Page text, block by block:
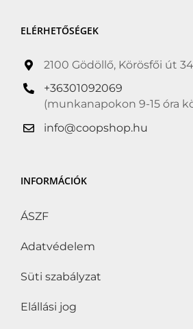
ELÉRHETŐSÉGEK
2100 Gödöllő, Körösfői út
+36301092069
(munkanapokon 9-15 óra
info@coopshop.hu
INFORMÁCIÓK
ÁSZF
Adatvédelem
Süti szabályzat
Elállási jog